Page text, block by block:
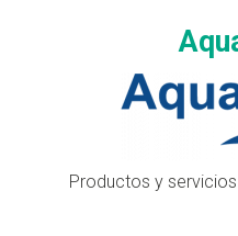
Productos y